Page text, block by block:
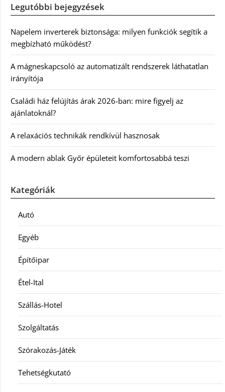
Legutóbbi bejegyzések
Napelem inverterek biztonsága: milyen funkciók segítik a
megbízható működést?
A mágneskapcsoló az automatizált rendszerek láthatatlan
irányítója
Családi ház felújítás árak 2026-ban: mire figyelj az
ajánlatoknál?
A relaxációs technikák rendkívül hasznosak
A modern ablak Győr épületeit komfortosabbá teszi
Kategóriák
Autó
Egyéb
Építőipar
Étel-Ital
Szállás-Hotel
Szolgáltatás
Szórakozás-Játék
Tehetségkutató